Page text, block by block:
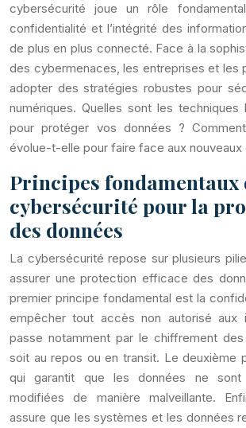
cybersécurité joue un rôle
confidentialité et l’intégrité des
de plus en plus connecté. Face à la
des cybermenaces, les entreprises et les
adopter des stratégies robustes pour
numériques. Quelles sont les
pour protéger vos données ?
évolue-t-elle pour faire face aux nouveaux
Principes fondamentaux
cybersécurité pour la
des données
La cybersécurité repose sur plusieurs
assurer une protection efficace des
premier principe fondamental est la
empêcher tout accès non autorisé aux
passe notamment par le chiffrement
soit au repos ou en transit. Le deuxième
qui garantit que les données ne
modifiées de manière malveillante.
assure que les systèmes et les données